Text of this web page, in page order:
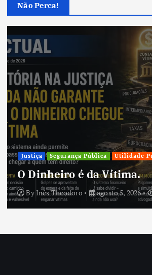
Não Perca!
Palmas se consolida
capitais com melhor
vida do Norte do
ByInês Theodoro agosto 5,